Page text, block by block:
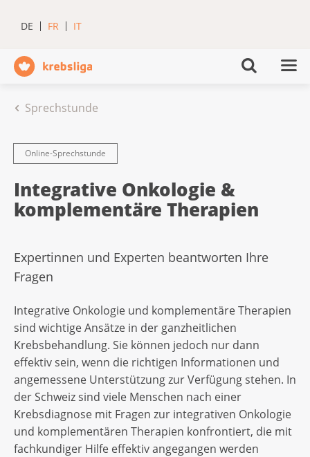
DE FR IT
Sprechstunde
Online-Sprechstunde
Integrative Onkologie &
komplementäre Therapien
Expertinnen und Experten beantworten Ihre
Fragen
Integrative Onkologie und komplementäre Therapien
sind wichtige Ansätze in der ganzheitlichen
Krebsbehandlung. Sie können jedoch nur dann
effektiv sein, wenn die richtigen Informationen und
angemessene Unterstützung zur Verfügung stehen. In
der Schweiz sind viele Menschen nach einer
Krebsdiagnose mit Fragen zur integrativen Onkologie
und komplementären Therapien konfrontiert, die mit
fachkundiger Hilfe effektiv angegangen werden